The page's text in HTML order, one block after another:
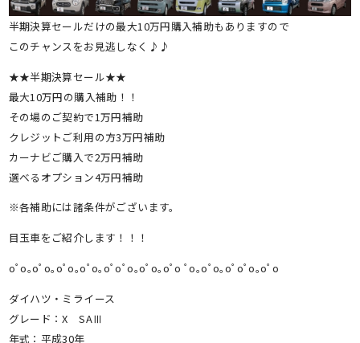
半期決算セールだけの最大10万円購入補助もありますので
このチャンスをお見逃しなく♪♪
★★半期決算セール★★
最大10万円の購入補助！！
その場のご契約で1万円補助
クレジットご利用の方3万円補助
カーナビご購入で2万円補助
選べるオプション4万円補助
※各補助には諸条件がございます。
目玉車をご紹介します！！！
oﾟo｡oﾟo｡oﾟo｡oﾟo｡oﾟoﾟo｡oﾟo｡oﾟo ﾟo｡oﾟo｡oﾟoﾟo｡oﾟo
ダイハツ・ミライース
グレード：X SAⅢ
年式：平成30年